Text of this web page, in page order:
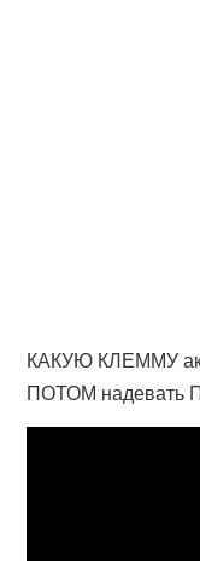
КАКУЮ КЛЕММУ
ПОТОМ надевать